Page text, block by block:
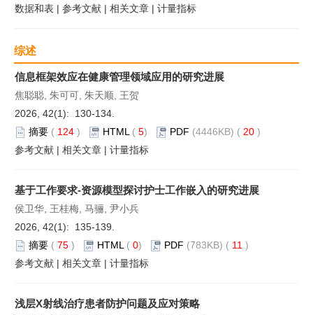
数据和表 | 参考文献 | 相关文章 | 计量指标
综述
信息框架效应在健康管理领域应用的研究进展
焦聪聪, 朱可可, 朱天顺, 王贺
2026, 42(1): 130-134.
摘要 ( 124 ) HTML ( 5) PDF (4446KB) ( 20 )
参考文献 | 相关文章 | 计量指标
基于工作要求-资源模型探讨护士工作嵌入的研究进展
侯卫华, 王桂梅, 马骊, 尹小兵
2026, 42(1): 135-139.
摘要 ( 75 ) HTML ( 0) PDF (783KB) ( 11 )
参考文献 | 相关文章 | 计量指标
浅层X射线治疗患者防护问题及应对策略